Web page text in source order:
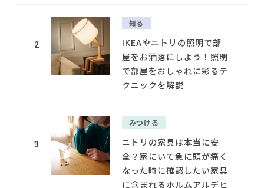
2
知る
IKEAやニトリの照明で部
屋をお洒落にしよう！照明
で部屋をおしゃれに彩るテ
クニックを解説
3
みつける
ニトリの家具は本当に安
全？家にいて急に頭が痛く
なった時に確認したい家具
に含まれるホルムアルデヒ